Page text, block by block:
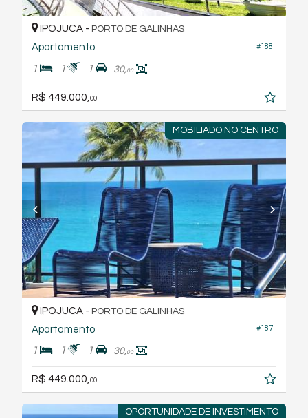
#188
IPOJUCA - PORTO DE GALINHAS
Apartamento
1 1 1 30,00
R$ 449.000, 00
MOBILIADO NO CENTRO
#187
IPOJUCA - PORTO DE GALINHAS
Apartamento
1 1 1 30,00
R$ 449.000,00
OPORTUNIDADE DE INVESTIMENTO